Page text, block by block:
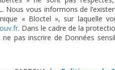
Nous vous informons de
« Bloctel », sur laquelle
. Dans le cadre de la
pas inscrire de Données